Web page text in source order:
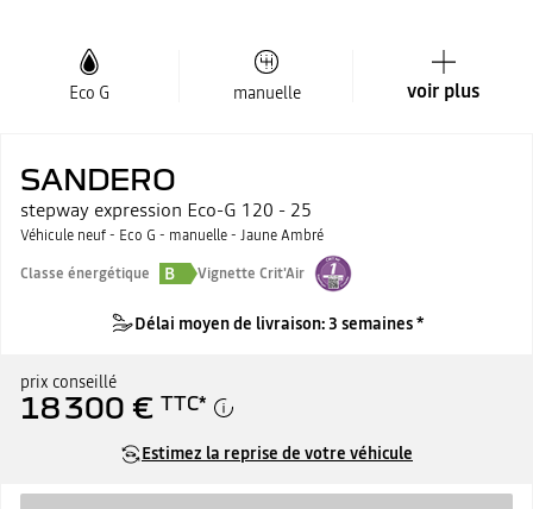
Eco G manuelle voir plus
SANDERO
stepway expression Eco-G 120 - 25
Véhicule neuf - Eco G - manuelle - Jaune Ambré
Classe énergétique
B Vignette Crit'Air
Délai moyen de livraison: 3 semaines *
prix conseillé
18 300 € TTC*
Estimez la reprise de votre véhicule